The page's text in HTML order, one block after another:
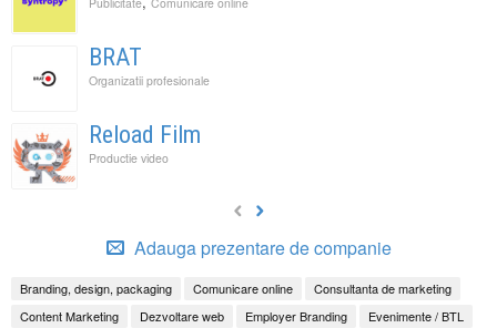
BRAT
Organizatii profesionale
Reload Film
Productie video
Adauga prezentare de companie
Branding, design, packaging Comunicare online
Consultanta de marketing
Content Marketing
Dezvoltare web Employer Branding
Evenimente / BTL